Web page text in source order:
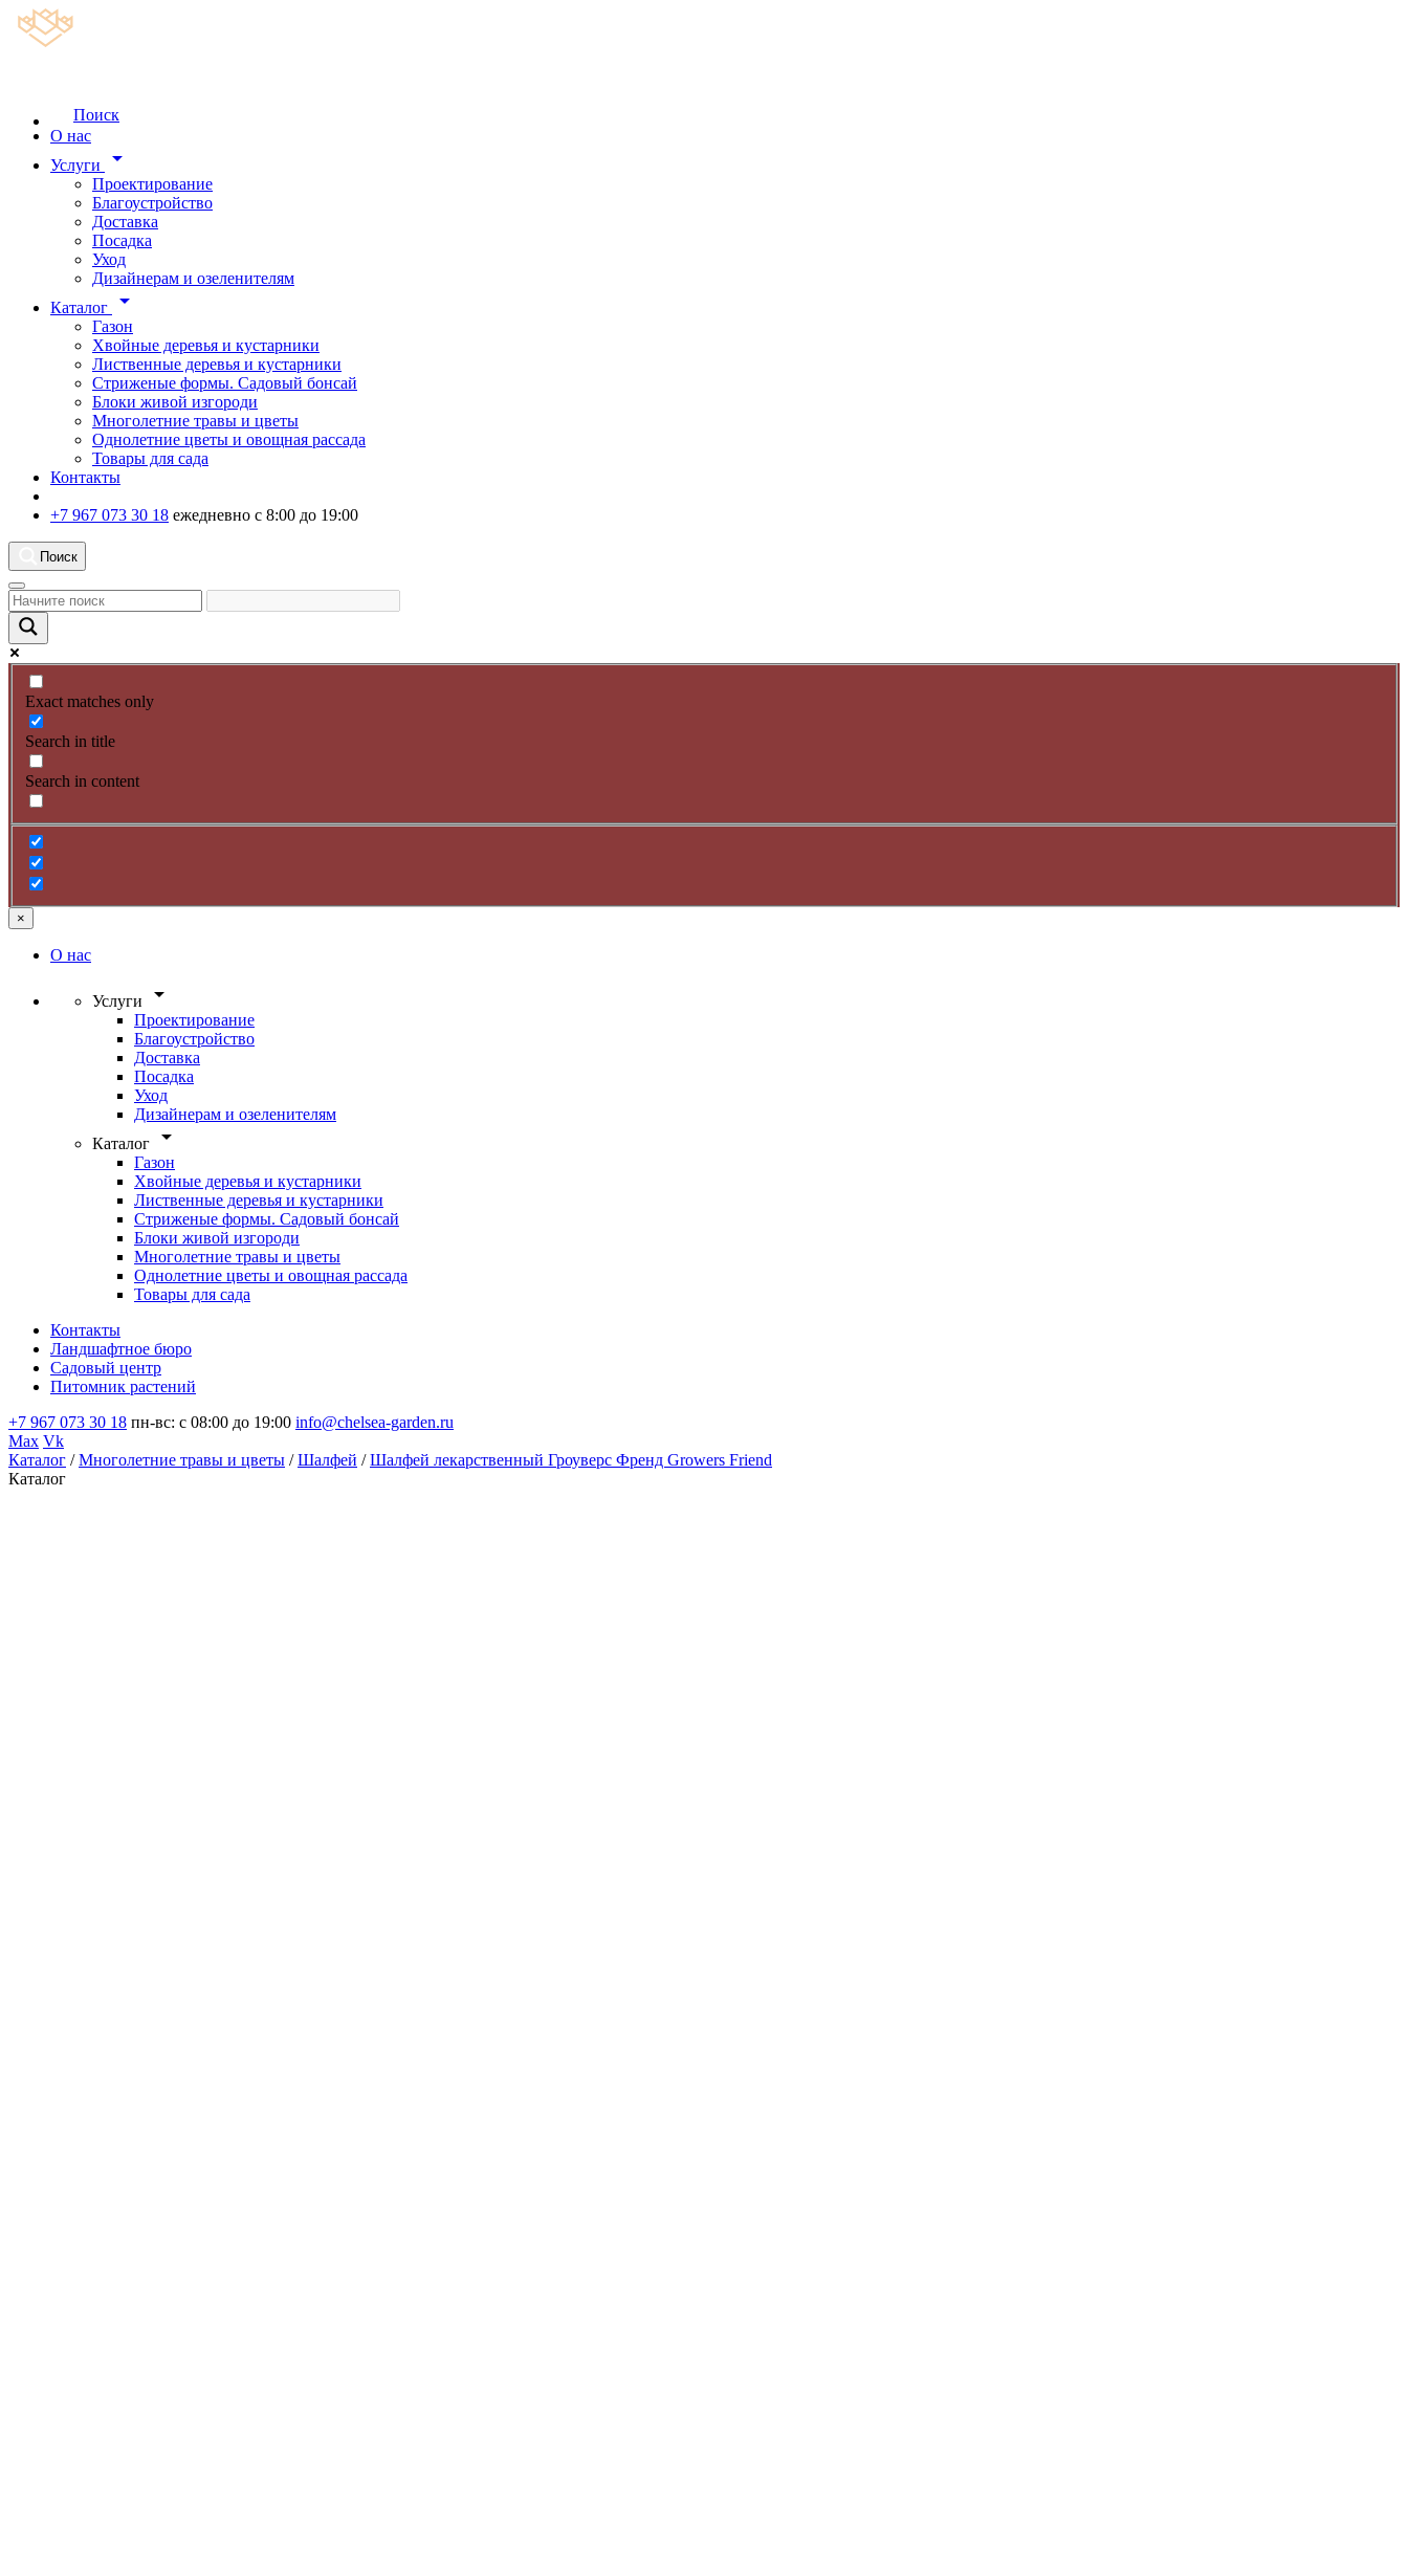
Поиск
О нас
Услуги
arrow_drop_down
Проектирование
Благоустройство
Доставка
Посадка
Уход
Дизайнерам и озеленителям
Каталог
arrow_drop_down
Газон
Хвойные деревья и кустарники
Лиственные деревья и кустарники
Стриженые формы. Садовый бонсай
Блоки живой изгороди
Многолетние травы и цветы
Однолетние цветы и овощная рассада
Товары для сада
Контакты
+7 967 073 30 18 ежедневно с 8:00 до 19:00
Поиск
Exact matches only
Search in title
Search in content
×
О нас
Услуги arrow_drop_down
Проектирование
Благоустройство
Доставка
Посадка
Уход
Дизайнерам и озеленителям
Каталог
arrow_drop_down
Газон
Хвойные деревья и кустарники
Лиственные деревья и кустарники
Стриженые формы. Садовый бонсай
Блоки живой изгороди
Многолетние травы и цветы
Однолетние цветы и овощная рассада
Товары для сада
Контакты
Ландшафтное бюро
Садовый центр
Питомник растений
+7 967 073 30 18 пн-вс: с 08:00 до 19:00 info@chelsea-garden.ru
Max Vk
Каталог /Многолетние травы и цветы /Шалфей /Шалфей лекарственный Гроуверс Френд Growers Friend
Каталог